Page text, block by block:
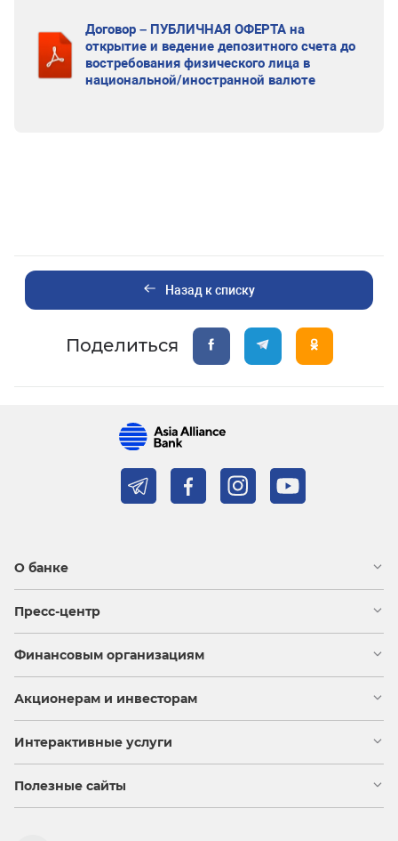
Договор – ПУБЛИЧНАЯ ОФЕРТА на
открытие и ведение депозитного счета до
востребования физического лица в
национальной/иностранной валюте
Назад к списку
Поделиться
О банке
Пресс-центр
Финансовым организациям
Акционерам и инвесторам
Интерактивные услуги
Полезные сайты